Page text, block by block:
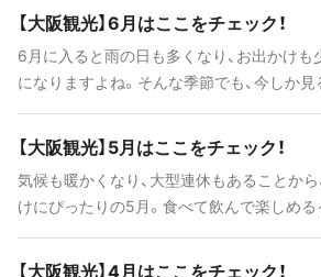
【大阪観光】6月はここをチェック！
6月に入ると雨の日も多くなり、お出かけも
になりますよね。そんな季節でも、今しか見
ェックしてみてくださいね！
【大阪観光】5月はここをチェック！
気候も暖かくなり、大型連休もあることから
けにぴったりの5月。食べて飲んで楽しめる
るなら、ぜひプランの参考にしてみてくださ
【大阪観光】4月はここをチェック！